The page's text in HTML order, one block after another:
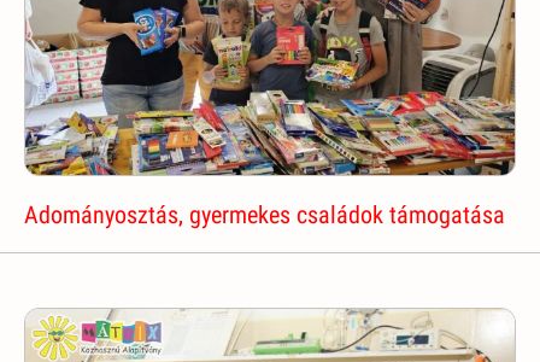
Adományosztás, gyermekes családok támogatása